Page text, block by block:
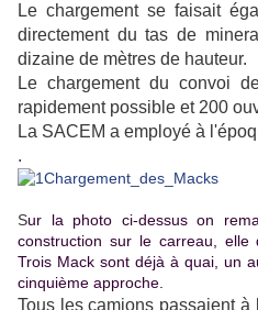
Le chargement se faisait
directement du tas de
dizaine de mètres de hauteur.
Le chargement du convoi
rapidement possible et 200
La SACEM a employé à
.
Sur la photo ci-dessus on
construction sur le carreau,
Trois Mack sont déjà à quai, un
cinquième approche.
Tous les camions passaient